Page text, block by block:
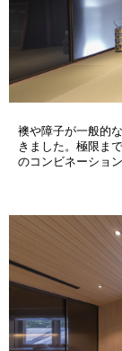
襖や障子が一般的
きました。極限ま
のコンビネーショ